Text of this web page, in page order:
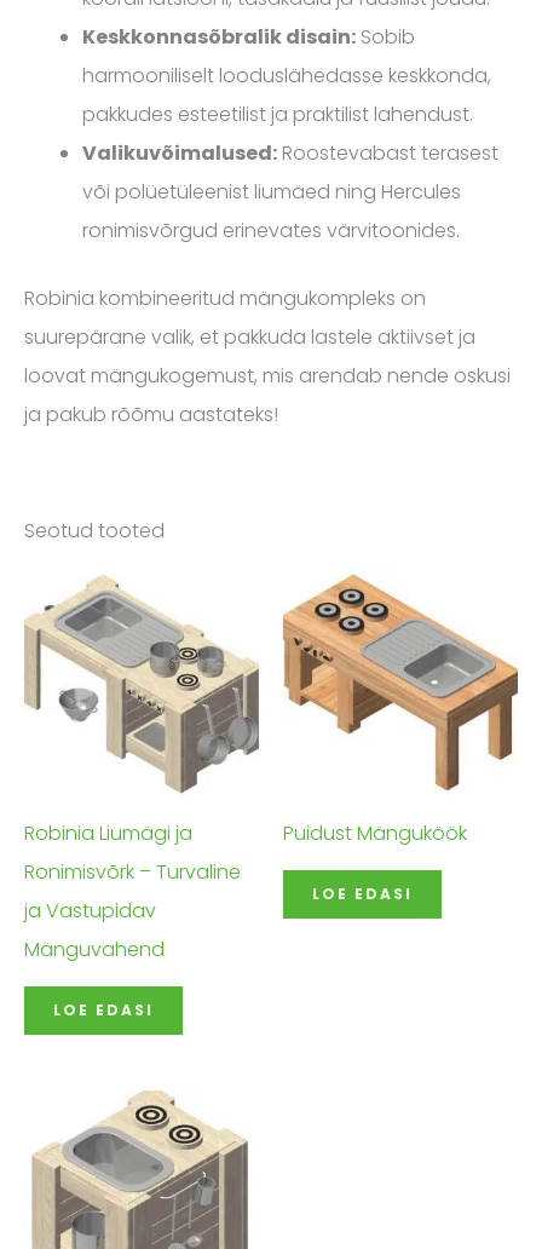
Keskkonnasõbralik disain: Sobib
harmooniliselt looduslähedasse keskkonda,
pakkudes esteetilist ja praktilist lahendust.
Valikuvõimalused: Roostevabast terasest
või polüetüleenist liumäed ning Hercules
ronimisvõrgud erinevates värvitoonides.
Robinia kombineeritud mängukompleks on
suurepärane valik, et pakkuda lastele aktiivset ja
loovat mängukogemust, mis arendab nende oskusi
ja pakub rõõmu aastateks!
Seotud tooted
Robinia Liumägi ja
Ronimisvõrk – Turvaline
ja Vastupidav
Mänguvahend
LOE EDASI
Puidust Mänguköök
LOE EDASI